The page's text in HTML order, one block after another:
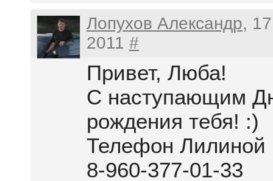
Лопухов Александр,
2011 #
Привет, Люба!
С наступающим
рождения тебя! :)
Телефон
8-960-377-01-33